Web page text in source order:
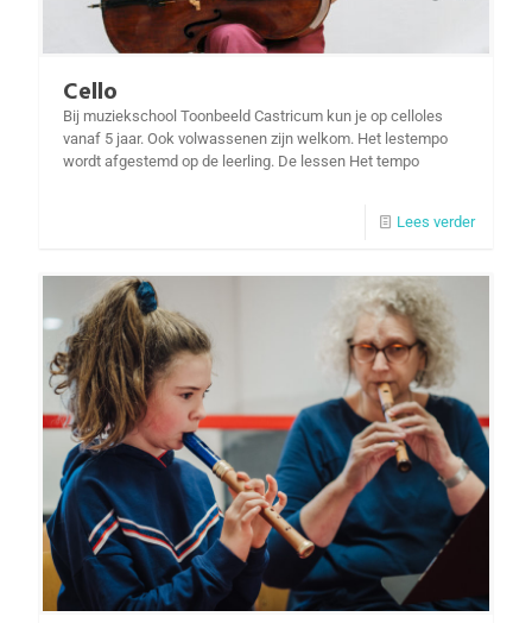
Cello
Bij muziekschool Toonbeeld Castricum kun je op celloles
vanaf 5 jaar. Ook volwassenen zijn welkom. Het lestempo
wordt afgestemd op de leerling. De lessen Het tempo
Lees verder